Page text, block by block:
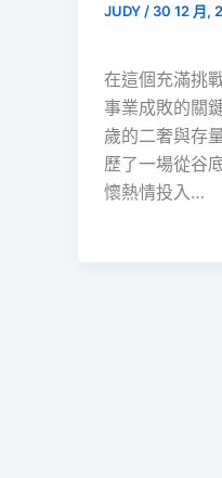
JUDY / 30 12 月,
在這個充滿挑
事業成敗的關
歲的二奢與存
歷了一場從谷
懷熱情投入…